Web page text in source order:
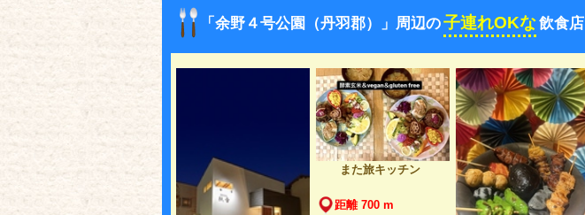
「余野４号公園（丹羽郡）」周辺の子連れOKな飲食店
また旅キッチン
距離 700 m